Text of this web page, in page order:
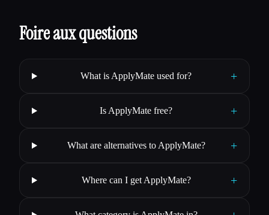
Foire aux questions
What is ApplyMate used for? +
Is ApplyMate free? +
What are alternatives to ApplyMate? +
Where can I get ApplyMate? +